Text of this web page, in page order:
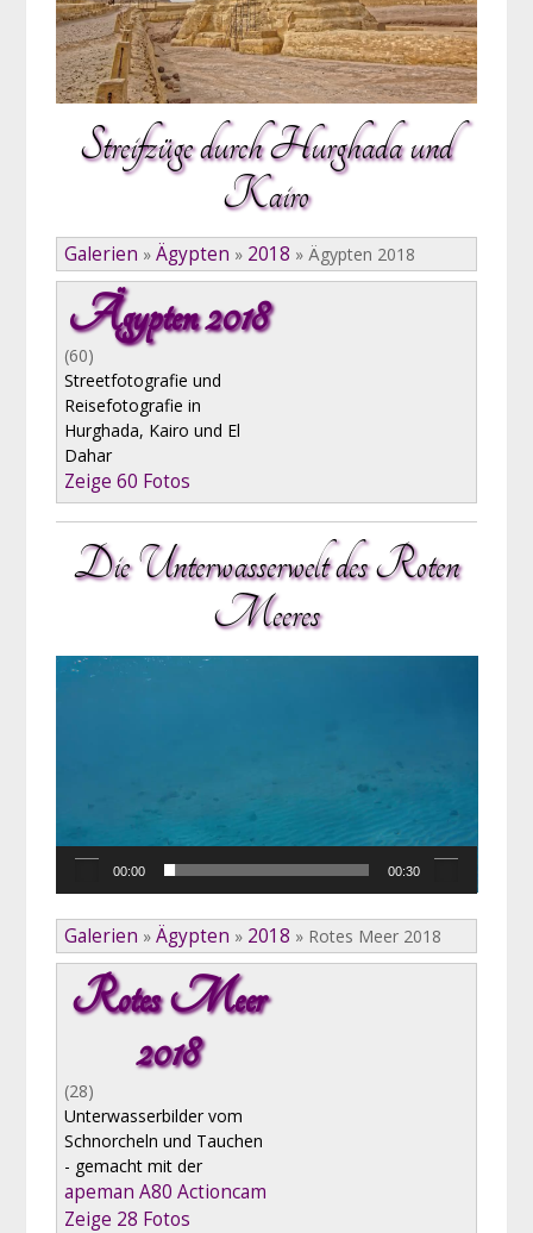
Streifzüge durch Hurghada und
Kairo
Galerien » Ägypten » 2018 » Ägypten 2018
Ägypten 2018
(60)
Streetfotografie und
Reisefotografie in
Hurghada, Kairo und El
Dahar
Zeige 60 Fotos
Die Unterwasserwelt des Roten
Meeres
Video-
00:00 00:30
Galerien » Ägypten » 2018 » Rotes Meer 2018
Rotes Meer
2018
(28)
Unterwasserbilder vom
Schnorcheln und Tauchen
- gemacht mit der
apeman A80 Actioncam
Zeige 28 Fotos